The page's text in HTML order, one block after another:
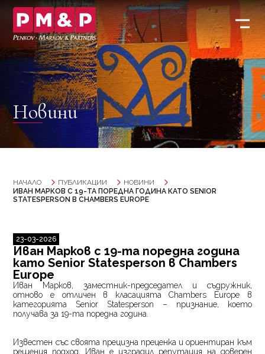
Новини
НАЧАЛО ПУБЛИКАЦИИ
НОВИНИ
ИВАН МАРКОВ С 19-ТА ПОРЕДНА ГОДИНА КАТО SENIOR
STATESPERSON В CHAMBERS EUROPE
23-03-2026
Иван Марков с 19-та поредна година
като Senior Statesperson в Chambers
Europe
Иван Марков, заместник-председател и съдружник,
отново е отличен в класацията Chambers Europe в
категорията Senior Statesperson – признание, което
получава за 19-та поредна година.
Известен със своята прецизна преценка и ориентиран към
решения подход, Иван е изградил репутация на доверен